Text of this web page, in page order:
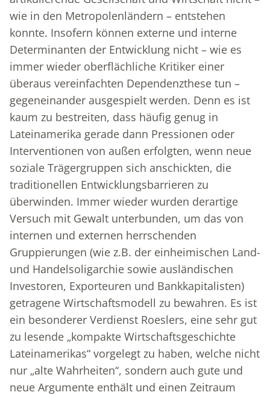
wie in den Metropolenländern – entstehen
konnte. Insofern können externe und interne
Determinanten der Entwicklung nicht – wie es
immer wieder oberflächliche Kritiker einer
überaus vereinfachten Dependenzthese tun –
gegeneinander ausgespielt werden. Denn es ist
kaum zu bestreiten, dass häufig genug in
Lateinamerika gerade dann Pressionen oder
Interventionen von außen erfolgten, wenn neue
soziale Trägergruppen sich anschickten, die
traditionellen Entwicklungsbarrieren zu
überwinden. Immer wieder wurden derartige
Versuch mit Gewalt unterbunden, um das von
internen und externen herrschenden
Gruppierungen (wie z.B. der einheimischen Land-
und Handelsoligarchie sowie ausländischen
Investoren, Exporteuren und Bankkapitalisten)
getragene Wirtschaftsmodell zu bewahren. Es ist
ein besonderer Verdienst Roeslers, eine sehr gut
zu lesende „kompakte Wirtschaftsgeschichte
Lateinamerikas“ vorgelegt zu haben, welche nicht
nur „alte Wahrheiten“, sondern auch gute und
neue Argumente enthält und einen Zeitraum